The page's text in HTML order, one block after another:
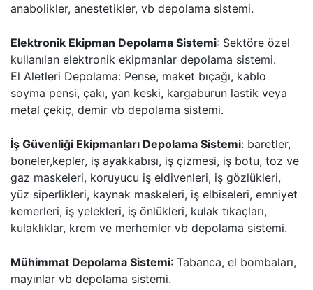
anabolikler, anestetikler, vb depolama sistemi.
Elektronik Ekipman Depolama Sistemi: Sektöre özel
kullanılan elektronik ekipmanlar depolama sistemi.
El Aletleri Depolama: Pense, maket bıçağı, kablo
soyma pensi, çakı, yan keski, kargaburun lastik veya
metal çekiç, demir vb depolama sistemi.
İş Güvenliği Ekipmanları Depolama Sistemi: baretler,
boneler,kepler, iş ayakkabısı, iş çizmesi, iş botu, toz ve
gaz maskeleri, koruyucu iş eldivenleri, iş gözlükleri,
yüz siperlikleri, kaynak maskeleri, iş elbiseleri, emniyet
kemerleri, iş yelekleri, iş önlükleri, kulak tıkaçları,
kulaklıklar, krem ve merhemler vb depolama sistemi.
Mühimmat Depolama Sistemi: Tabanca, el bombaları,
mayınlar vb depolama sistemi.